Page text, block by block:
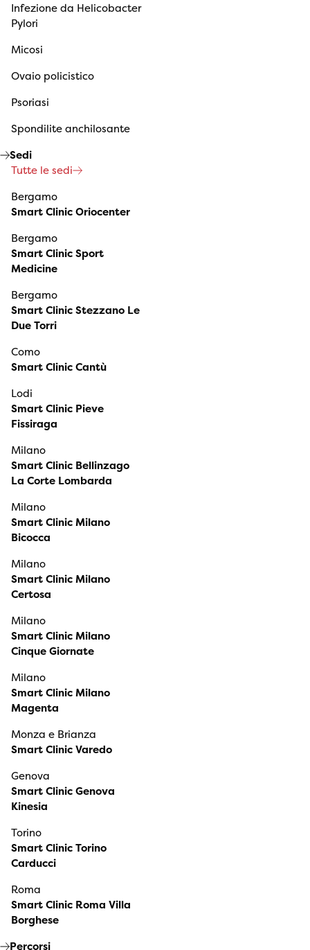
Infezione da Helicobacter
Pylori
Micosi
Ovaio policistico
Psoriasi
Spondilite anchilosante
Sedi
Tutte le sedi
Bergamo
Smart Clinic Oriocenter
Bergamo
Smart Clinic Sport
Medicine
Bergamo
Smart Clinic Stezzano Le
Due Torri
Como
Smart Clinic Cantù
Lodi
Smart Clinic Pieve
Fissiraga
Milano
Smart Clinic Bellinzago
La Corte Lombarda
Milano
Smart Clinic Milano
Bicocca
Milano
Smart Clinic Milano
Certosa
Milano
Smart Clinic Milano
Cinque Giornate
Milano
Smart Clinic Milano
Magenta
Monza e Brianza
Smart Clinic Varedo
Genova
Smart Clinic Genova
Kinesia
Torino
Smart Clinic Torino
Carducci
Roma
Smart Clinic Roma Villa
Borghese
Percorsi